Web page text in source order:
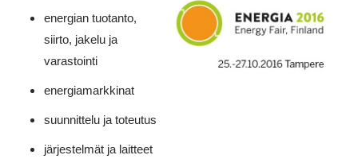
energian tuotanto,
siirto, jakelu ja
varastointi
energiamarkkinat
suunnittelu ja toteutus
järjestelmät ja laitteet